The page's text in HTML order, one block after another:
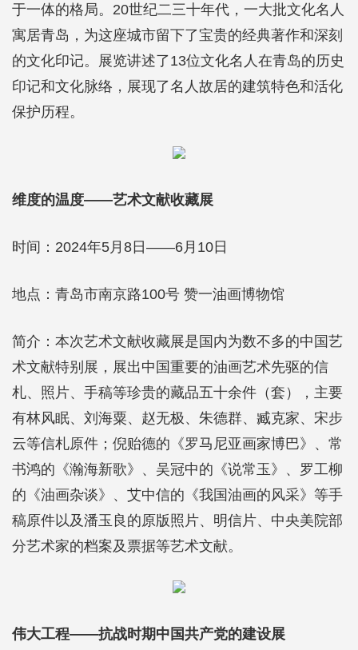
于一体的格局。20世纪二三十年代，一大批文化名人
寓居青岛，为这座城市留下了宝贵的经典著作和深刻
的文化印记。展览讲述了13位文化名人在青岛的历史
印记和文化脉络，展现了名人故居的建筑特色和活化
保护历程。
维度的温度——艺术文献收藏展
时间：2024年5月8日——6月10日
地点：青岛市南京路100号 赞一油画博物馆
简介：本次艺术文献收藏展是国内为数不多的中国艺
术文献特别展，展出中国重要的油画艺术先驱的信
札、照片、手稿等珍贵的藏品五十余件（套），主要
有林风眠、刘海粟、赵无极、朱德群、臧克家、宋步
云等信札原件；倪贻德的《罗马尼亚画家博巴》、常
书鸿的《瀚海新歌》、吴冠中的《说常玉》、罗工柳
的《油画杂谈》、艾中信的《我国油画的风采》等手
稿原件以及潘玉良的原版照片、明信片、中央美院部
分艺术家的档案及票据等艺术文献。
伟大工程——抗战时期中国共产党的建设展